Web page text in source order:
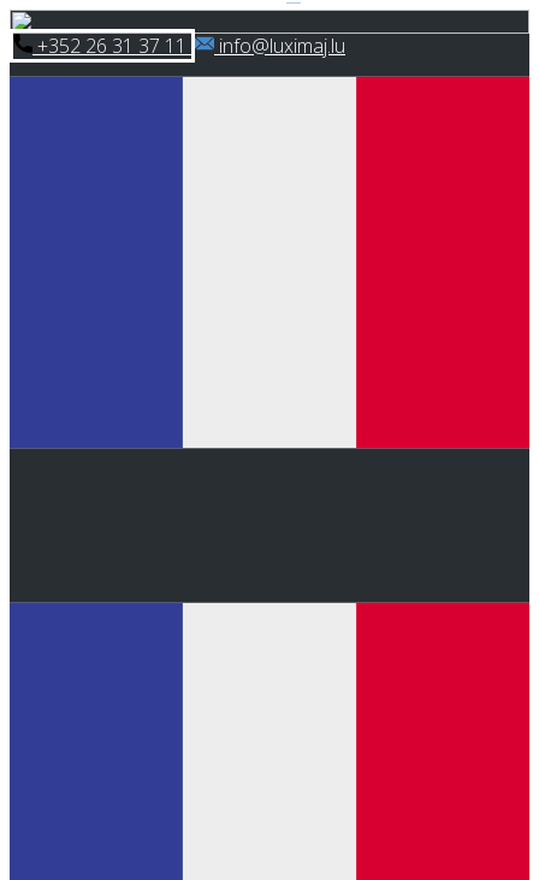
Skip
to
content
​+352 26 31 37 11 ​info@luximaj.lu